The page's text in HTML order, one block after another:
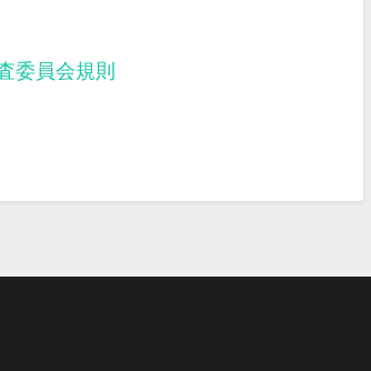
委員会規則